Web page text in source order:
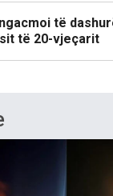
të
të 20-vjeçarit